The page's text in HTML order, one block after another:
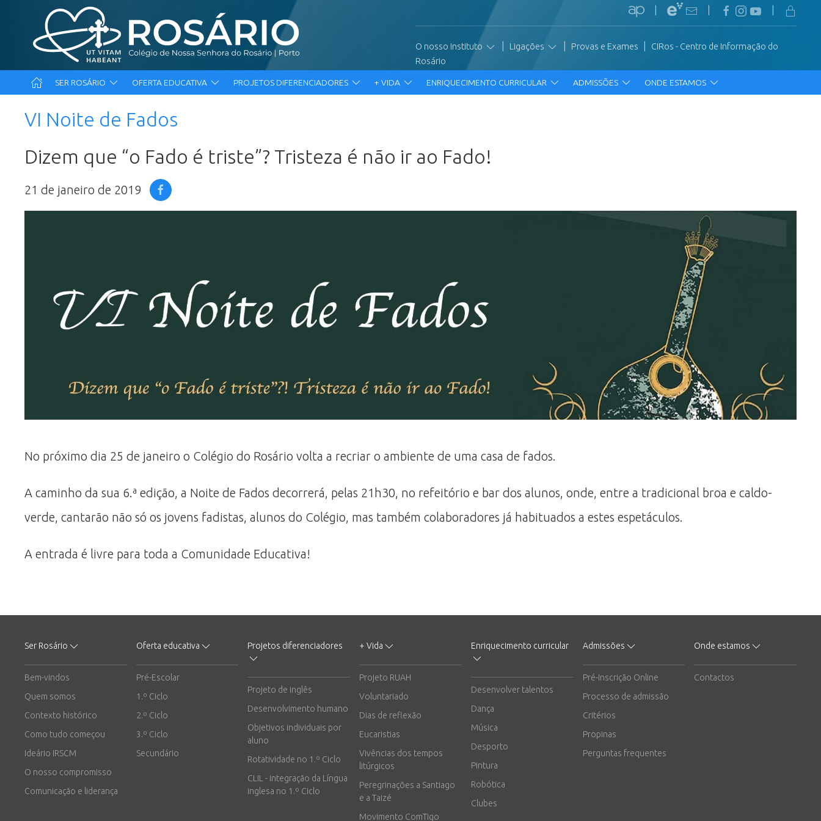
O nosso Instituto Ligações Provas e Exames
CIRos - Centro de Informação do
Rosário
SER ROSÁRIO OFERTA EDUCATIVA PROJETOS DIFERENCIADORES + VIDA ENRIQUECIMENTO CURRICULAR ADMISSÕES ONDE ESTAMOS
VI Noite de Fados
Dizem que “o Fado é triste”? Tristeza é não ir ao Fado!
21 de janeiro de 2019
No próximo dia 25 de janeiro o Colégio do Rosário volta a recriar o ambiente de uma casa de fados.
A caminho da sua 6.ª edição, a Noite de Fados decorrerá, pelas 21h30, no refeitório e bar dos alunos, onde, entre a tradicional broa e caldo-
verde, cantarão não só os jovens fadistas, alunos do Colégio, mas também colaboradores já habituados a estes espetáculos.
A entrada é livre para toda a Comunidade Educativa!
Ser Rosário
Bem-vindos
Quem somos
Contexto histórico
Como tudo começou
Ideário IRSCM
O nosso compromisso
Comunicação e liderança
Oferta educativa
Pré-Escolar
1.º Ciclo
2.º Ciclo
3.º Ciclo
Secundário
Projetos diferenciadores
Projeto de inglês
Desenvolvimento humano
Objetivos individuais por
aluno
Rotatividade no 1.º Ciclo
CLIL - integração da Língua
inglesa no 1.º Ciclo
+ Vida
Projeto RUAH
Voluntariado
Dias de reflexão
Eucaristias
Vivências dos tempos
litúrgicos
Peregrinações a Santiago
e a Taizé
Movimento ComTigo
Enriquecimento curricular
Desenvolver talentos
Dança
Música
Desporto
Pintura
Robótica
Clubes
Admissões
Pré-Inscrição Online
Processo de admissão
Critérios
Propinas
Perguntas frequentes
Onde estamos
Contactos